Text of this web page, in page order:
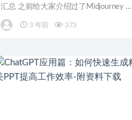
汇总 之前给大家介绍过了Midjourney 的
3 年前
373